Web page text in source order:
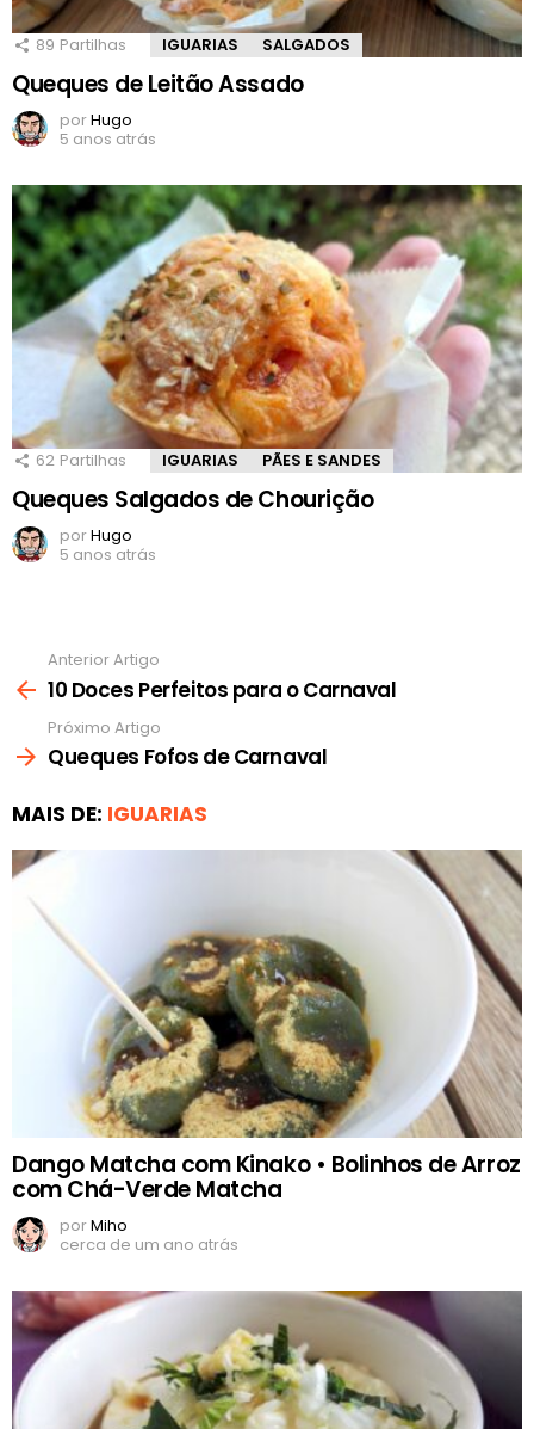
89 Partilhas IGUARIAS SALGADOS
Queques de Leitão Assado
porHugo
5 anos atrás
62 Partilhas IGUARIAS PÃES E SANDES
Queques Salgados de Chourição
porHugo
5 anos atrás
mais
Anterior Artigo
10 Doces Perfeitos para o Carnaval
Próximo Artigo
Queques Fofos de Carnaval
MAIS DE: IGUARIAS
Dango Matcha com Kinako • Bolinhos de Arroz
com Chá-Verde Matcha
porMiho
cerca de um ano atrás